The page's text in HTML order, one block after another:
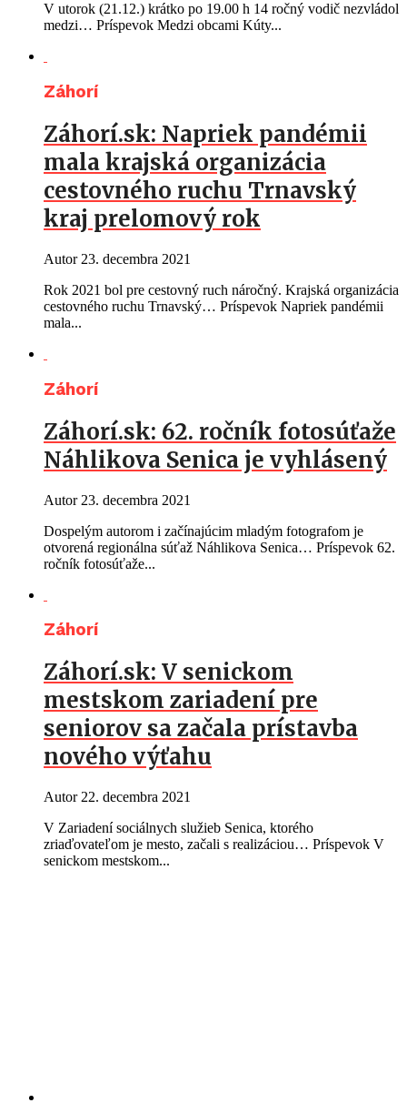
V utorok (21.12.) krátko po 19.00 h 14 ročný vodič nezvládol
medzi… Príspevok Medzi obcami Kúty...
Záhorí
Záhorí.sk: Napriek pandémii
mala krajská organizácia
cestovného ruchu Trnavský
kraj prelomový rok
Autor 23. decembra 2021
Rok 2021 bol pre cestovný ruch náročný. Krajská organizácia
cestovného ruchu Trnavský… Príspevok Napriek pandémii
mala...
Záhorí
Záhorí.sk: 62. ročník fotosúťaže
Náhlikova Senica je vyhlásený
Autor 23. decembra 2021
Dospelým autorom i začínajúcim mladým fotografom je
otvorená regionálna súťaž Náhlikova Senica… Príspevok 62.
ročník fotosúťaže...
Záhorí
Záhorí.sk: V senickom
mestskom zariadení pre
seniorov sa začala prístavba
nového výťahu
Autor 22. decembra 2021
V Zariadení sociálnych služieb Senica, ktorého
zriaďovateľom je mesto, začali s realizáciou… Príspevok V
senickom mestskom...